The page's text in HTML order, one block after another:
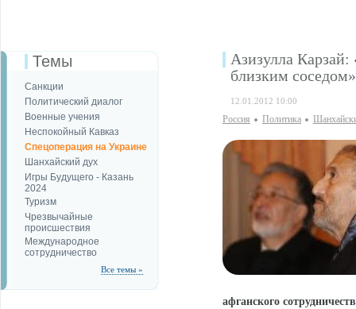
Темы
Санкции
Политический диалог
Военные учения
Неспокойный Кавказ
Спецоперация на Украине
Шанхайский дух
Игры Будущего - Казань
2024
Туризм
Чрезвычайные
происшествия
Международное
сотрудничество
Все темы »
Азизулла
близким соседом»
12.01.2012 10:00
Россия Политика
афганского